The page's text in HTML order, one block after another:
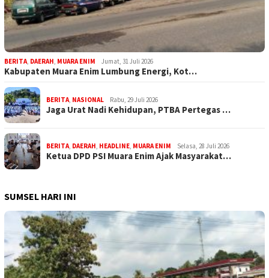
BERITA, DAERAH, MUARA ENIM Jumat, 31 Juli 2026
Kabupaten Muara Enim Lumbung Energi, Kot…
BERITA, NASIONAL Rabu, 29 Juli 2026
Jaga Urat Nadi Kehidupan, PTBA Pertegas …
BERITA, DAERAH, HEADLINE, MUARA ENIM Selasa, 28 Juli 2026
Ketua DPD PSI Muara Enim Ajak Masyarakat…
SUMSEL HARI INI